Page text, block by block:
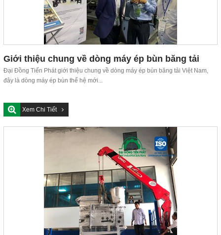
Giới thiệu chung về dòng máy ép bùn băng tải
Việt Nam
Đại Đồng Tiến Phát giới thiệu chung về dòng máy ép bùn băng tải Việt Nam,
đây là dòng máy ép bùn thể hệ mới...
Xem Chi Tiết